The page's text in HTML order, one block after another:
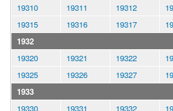
19310
19311 19312
19315
19316 19317
1932
19320
19321 19322
19325
19326 19327
1933
19330
19331 19332